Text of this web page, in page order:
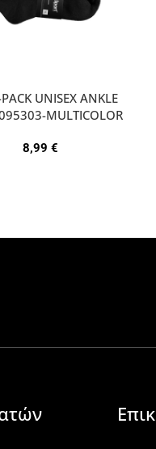
UNISEX ANKLE
MULTICOLOR
8,99 €